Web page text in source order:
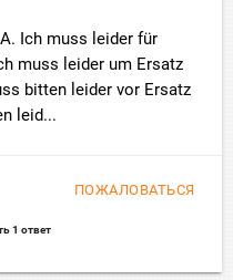
Ich muss leider für
muss leider um Ersatz
bitten leider vor Ersatz
leid...
ПОЖАЛОВАТЬСЯ
1 ответ